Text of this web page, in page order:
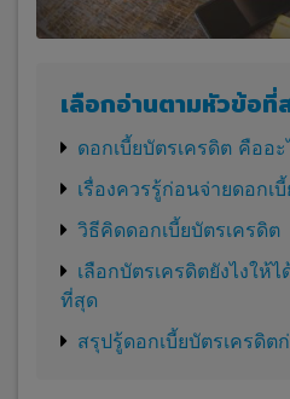
เลือกอ่านตามหัวข้อที่
ดอกเบี้ยบัตรเครดิต คืออะ
เรื่องควรรู้ก่อนจ่ายดอกเ
วิธีคิดดอกเบี้ยบัตรเครดิต
เลือกบัตรเครดิตยังไงให้
ที่สุด
สรุปรู้ดอกเบี้ยบัตรเครดิต